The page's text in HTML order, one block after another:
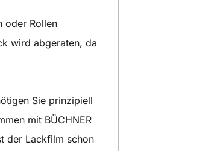
oder Rollen
wird abgeraten, da
Sie prinzipiell
mit BÜCHNER
der Lackfilm schon